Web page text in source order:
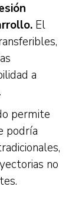
El
a
permite
podría
no